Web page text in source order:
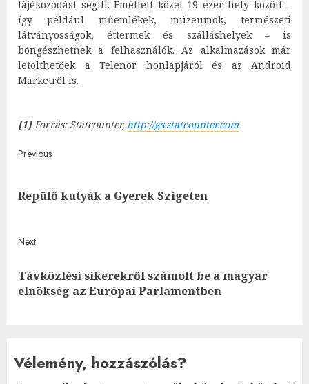
tájékozódást segíti. Emellett közel 19 ezer hely között –
így például műemlékek, múzeumok, természeti
látványosságok, éttermek és szálláshelyek – is
böngészhetnek a felhasználók. Az alkalmazások már
letölthetőek a Telenor honlapjáról és az Android
Marketről is.
[1]Forrás: Statcounter, http://gs.statcounter.com
Post
navigation
Previous
Repülő kutyák a Gyerek Szigeten
Next
Next
post:
Távközlési sikerekről számolt be a magyar
elnökség az Európai Parlamentben
Vélemény, hozzászólás?